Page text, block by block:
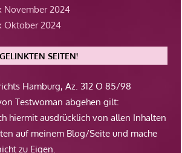
November 2024
Oktober 2024
SEITEN!
Hamburg, Az. 312 O 85/98
Testwoman abgehen gilt:
hiermit ausdrücklich von allen Inhalten
auf meinem Blog/Seite und mache
zu Eigen.